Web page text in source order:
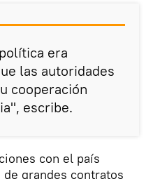
era
las autoridades
cooperación
escribe.
con el país
grandes contratos